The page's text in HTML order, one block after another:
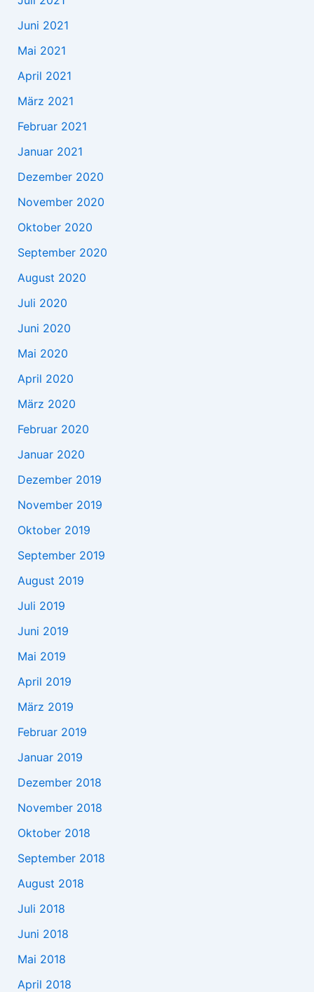
Juni 2021
Mai 2021
April 2021
März 2021
Februar 2021
Januar 2021
Dezember 2020
November 2020
Oktober 2020
September 2020
August 2020
Juli 2020
Juni 2020
Mai 2020
April 2020
März 2020
Februar 2020
Januar 2020
Dezember 2019
November 2019
Oktober 2019
September 2019
August 2019
Juli 2019
Juni 2019
Mai 2019
April 2019
März 2019
Februar 2019
Januar 2019
Dezember 2018
November 2018
Oktober 2018
September 2018
August 2018
Juli 2018
Juni 2018
Mai 2018
April 2018